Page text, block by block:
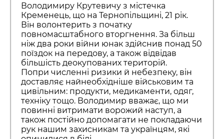
Володимиру Крутевичу з містечка
Кременець, що на Тернопільщині, 21 рік.
Він волонтерить з початку
повномасштабного вторгнення. За більш
ніж два роки війни юнак здійснив понад 50
поїздок на передову, а також відвідав
більшість деокупованих територій.
Попри численні ризики й небезпеку, він
доставляє найнеобхідніше військовим та
цивільним: продукти, медикаменти, одяг,
техніку тощо. Володимир вважає, що ми
повинні витримати ворожий наступ, а
також постійно допомагати не покладаючи
рук нашим захисникам та українцям, які